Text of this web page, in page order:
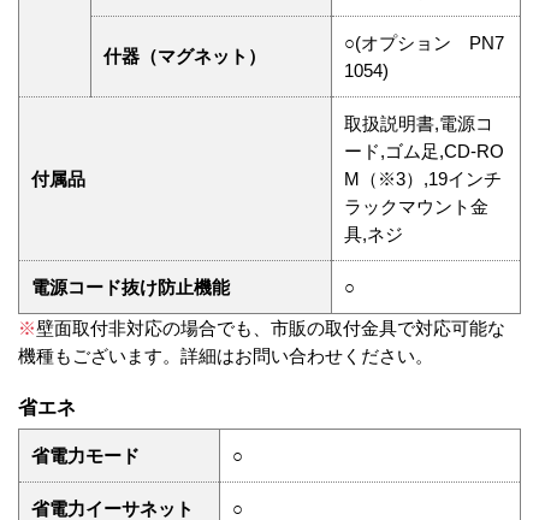
什器（マグネット）
○(オプション PN7
1054)
付属品
取扱説明書,電源コ
ード,ゴム足,CD-RO
M（※3）,19インチ
ラックマウント金
具,ネジ
電源コード抜け防止機能
○
※壁面取付非対応の場合でも、市販の取付金具で対応可能な
機種もございます。詳細はお問い合わせください。
省エネ
省電力モード ○
省電力イーサネット ○